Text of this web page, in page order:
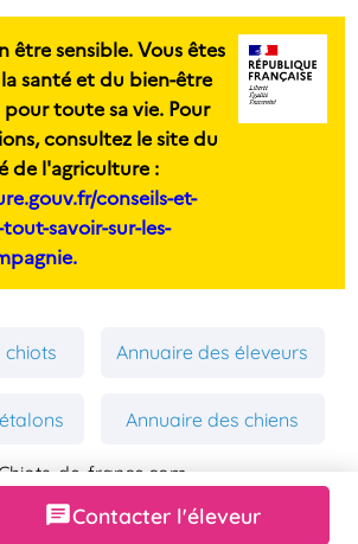
Contacter l'éleveur
être sensible. Vous êtes
santé et du bien-être
toute sa vie. Pour
consultez le site du
de l'agriculture :
conseils-et-
savoir-sur-les-
chiots Annuaire des éleveurs
Annuaire des chiens
Chiots-de-france.com
Mentions Légales
de Confidentialité